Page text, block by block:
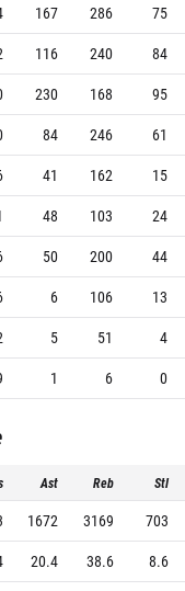
167 286
75
116 240
84
230 168
95
84 246
61
41 162
15
48 103
24
50 200
44
6 106
13
5 51
4
1 6 0
Ast Reb Stl
1672 3169
703
20.4 38.6 8.6